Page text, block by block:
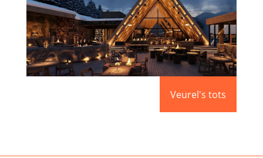
APRÈS – SKI L’ABARSET
Veurel's tots